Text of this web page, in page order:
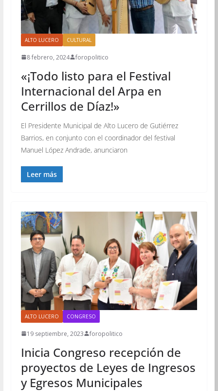
ALTO LUCERO CULTURAL
8 febrero, 2024 foropolitico
«¡Todo listo para el Festival
Internacional del Arpa en
Cerrillos de Díaz!»
El Presidente Municipal de Alto Lucero de Gutiérrez
Barrios, en conjunto con el coordinador del festival
Manuel López Andrade, anunciaron
Leer más
ALTO LUCERO CONGRESO
19 septiembre, 2023 foropolitico
Inicia Congreso recepción de
proyectos de Leyes de Ingresos
y Egresos Municipales